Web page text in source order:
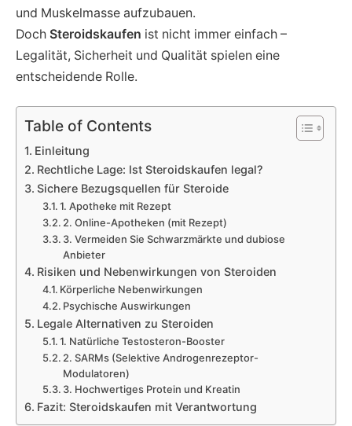
und Muskelmasse aufzubauen.
Doch Steroidskaufen ist nicht immer einfach –
Legalität, Sicherheit und Qualität spielen eine
entscheidende Rolle.
Table of Contents
Einleitung
Rechtliche Lage: Ist Steroidskaufen legal?
Sichere Bezugsquellen für Steroide
1. Apotheke mit Rezept
2. Online-Apotheken (mit Rezept)
3. Vermeiden Sie Schwarzmärkte und dubiose
Anbieter
Risiken und Nebenwirkungen von Steroiden
Körperliche Nebenwirkungen
Psychische Auswirkungen
Legale Alternativen zu Steroiden
1. Natürliche Testosteron-Booster
2. SARMs (Selektive Androgenrezeptor-
Modulatoren)
3. Hochwertiges Protein und Kreatin
Fazit: Steroidskaufen mit Verantwortung